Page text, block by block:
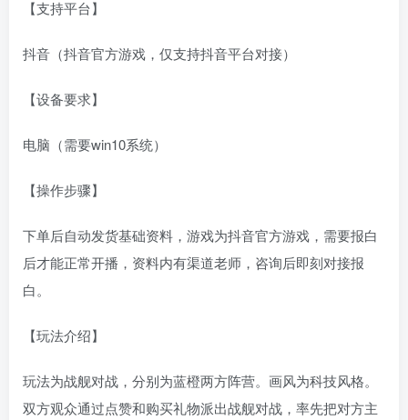
【支持平台】
抖音（抖音官方游戏，仅支持抖音平台对接）
【设备要求】
电脑（需要win10系统）
【操作步骤】
下单后自动发货基础资料，游戏为抖音官方游戏，需要报白
后才能正常开播，资料内有渠道老师，咨询后即刻对接报
白。
【玩法介绍】
玩法为战舰对战，分别为蓝橙两方阵营。画风为科技风格。
双方观众通过点赞和购买礼物派出战舰对战，率先把对方主